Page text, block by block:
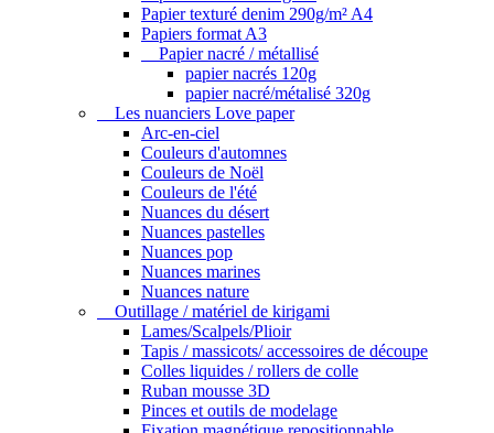
Papier texturé denim 290g/m² A4
Papiers format A3
Papier nacré / métallisé
papier nacrés 120g
papier nacré/métalisé 320g
Les nuanciers Love paper
Arc-en-ciel
Couleurs d'automnes
Couleurs de Noël
Couleurs de l'été
Nuances du désert
Nuances pastelles
Nuances pop
Nuances marines
Nuances nature
Outillage / matériel de kirigami
Lames/Scalpels/Plioir
Tapis / massicots/ accessoires de découpe
Colles liquides / rollers de colle
Ruban mousse 3D
Pinces et outils de modelage